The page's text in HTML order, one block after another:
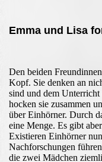
Emma und Lisa
Den beiden
Kopf. Sie denken an
sind und dem
hocken sie zusammen
über Einhörner. Durch
eine Menge. Es gibt
Existieren Einhörner
Nachforschungen
die zwei Mädchen